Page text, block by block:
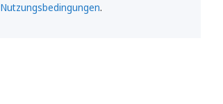
Nutzungsbedingungen.